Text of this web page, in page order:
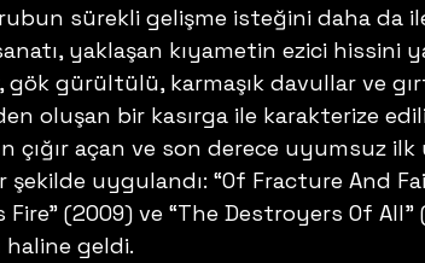
sürekli gelişme isteğini daha da
sanatı, yaklaşan kıyametin ezici
gök gürültülü, karmaşık davullar ve
oluşan bir kasırga ile karakterize
çığır açan ve son derece uyumsuz
şekilde uygulandı: “Of Fracture And
(2009) ve “The Destroyers Of All”
haline geldi.